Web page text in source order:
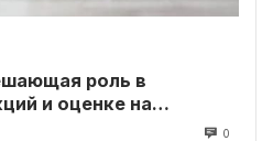
роль в
и оценке на
0